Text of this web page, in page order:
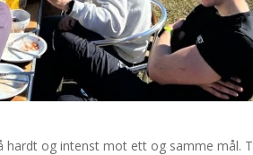
hardt og intenst mot ett og samme mål.